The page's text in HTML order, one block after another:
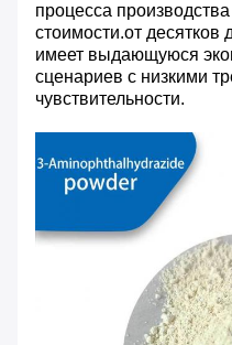
процесса
стоимости.от
имеет выдающуюся
сценариев с низкими
чувствительности.